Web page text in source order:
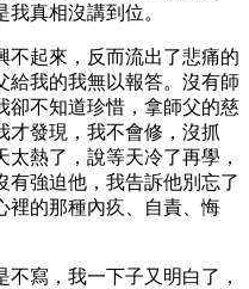
真相沒講到位。
不起來，反而流出了悲痛的
給我的我無以報答。沒有師
卻不知道珍惜，拿師父的慈
才發現，我不會修，沒抓
熱了，說等天冷了再學，
有強迫他，我告訴他別忘了
裡的那種內疚、自責、悔
寫，我一下子又明白了，